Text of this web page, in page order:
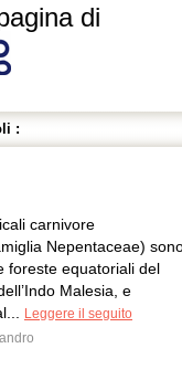
di
:
carnivore
Nepentaceae)
foreste equatoriali del
Malesia, e
Leggere il seguito